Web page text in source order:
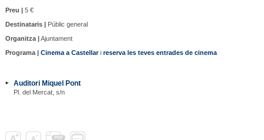
Preu |5 €
Destinataris |Públic general
Organitza |Ajuntament
Programa | Cinema a Castellari reserva les teves entrades de cinema
Auditori Miquel Pont
Pl. del Mercat, s/n